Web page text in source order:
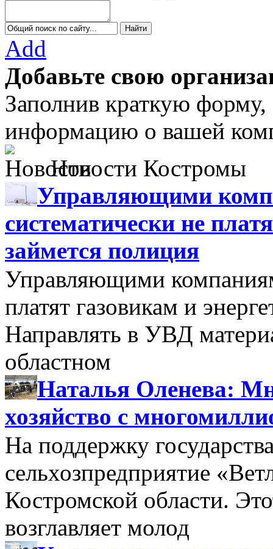
Add
Добавьте свою
Заполнив краткую
информацию о вашей
Новости Костромы
Управляющими
систематически не
займется полиция
Управляющими
платят газовикам и
Направлять в УВД
областном
Наталья Оленева:
хозяйство с
На поддержку
сельхозпредприятие
Костромской области.
возглавляет молод